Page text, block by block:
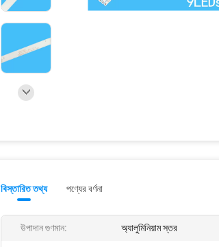
বিস্তারিত তথ্য পণ্যের বর্ণনা
উপাদান গুণমান: অ্যালুমিনিয়াম স্তর